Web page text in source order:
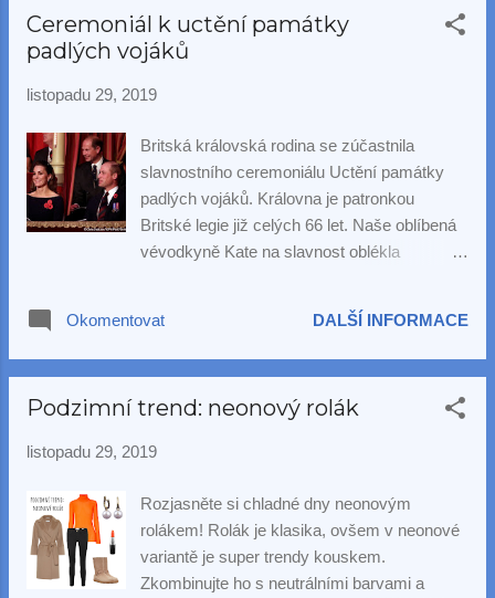
Ceremoniál k uctění památky
padlých vojáků
listopadu 29, 2019
Britská královská rodina se zúčastnila
slavnostního ceremoniálu Uctění památky
padlých vojáků. Královna je patronkou
Britské legie již celých 66 let. Naše oblíbená
vévodkyně Kate na slavnost oblékla
Choo a jako doplněk tentokrát zvolila perlovo-
diamantové náušnice zapůjčené z královniny
nezaostávaly.
Okomentovat DALŠÍ INFORMACE
Podzimní trend: neonový rolák
listopadu 29, 2019
Rozjasněte si chladné dny neonovým
rolákem! Rolák je klasika, ovšem v neonové
variantě je super trendy kouskem.
Zkombinujte ho s neutrálními barvami a